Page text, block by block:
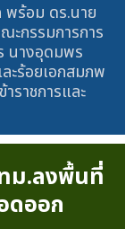
พร้อม ดร.นาย
ะกรรมการการ
นางอุดมพร
ะร้อยเอกสมภพ
ราชการและ
ม.ลงพื้นที่
ดออก